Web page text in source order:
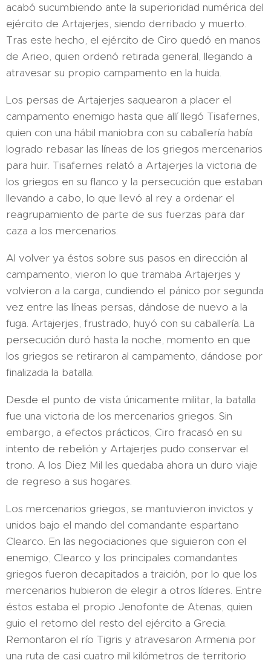
acabó sucumbiendo ante la superioridad numérica del
ejército de Artajerjes, siendo derribado y muerto.
Tras este hecho, el ejército de Ciro quedó en manos
de Arieo, quien ordenó retirada general, llegando a
atravesar su propio campamento en la huida.
Los persas de Artajerjes saquearon a placer el
campamento enemigo hasta que allí llegó Tisafernes,
quien con una hábil maniobra con su caballería había
logrado rebasar las líneas de los griegos mercenarios
para huir. Tisafernes relató a Artajerjes la victoria de
los griegos en su flanco y la persecución que estaban
llevando a cabo, lo que llevó al rey a ordenar el
reagrupamiento de parte de sus fuerzas para dar
caza a los mercenarios.
Al volver ya éstos sobre sus pasos en dirección al
campamento, vieron lo que tramaba Artajerjes y
volvieron a la carga, cundiendo el pánico por segunda
vez entre las líneas persas, dándose de nuevo a la
fuga. Artajerjes, frustrado, huyó con su caballería. La
persecución duró hasta la noche, momento en que
los griegos se retiraron al campamento, dándose por
finalizada la batalla.
Desde el punto de vista únicamente militar, la batalla
fue una victoria de los mercenarios griegos. Sin
embargo, a efectos prácticos, Ciro fracasó en su
intento de rebelión y Artajerjes pudo conservar el
trono. A los Diez Mil les quedaba ahora un duro viaje
de regreso a sus hogares.
Los mercenarios griegos, se mantuvieron invictos y
unidos bajo el mando del comandante espartano
Clearco. En las negociaciones que siguieron con el
enemigo, Clearco y los principales comandantes
griegos fueron decapitados a traición, por lo que los
mercenarios hubieron de elegir a otros líderes. Entre
éstos estaba el propio Jenofonte de Atenas, quien
guio el retorno del resto del ejército a Grecia.
Remontaron el río Tigris y atravesaron Armenia por
una ruta de casi cuatro mil kilómetros de territorio